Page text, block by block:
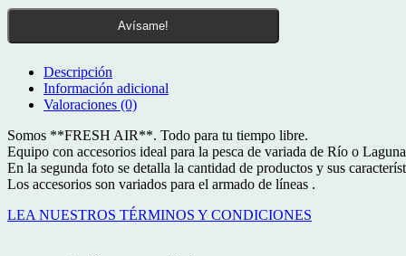
Avísame!
Descripción
Información adicional
Valoraciones (0)
Somos **FRESH AIR**. Todo para tu tiempo libre.
Equipo con accesorios ideal para la pesca de variada de Río o Laguna
En la segunda foto se detalla la cantidad de productos y sus
Los accesorios son variados para el armado de líneas .
LEA NUESTROS TÉRMINOS Y CONDICIONES